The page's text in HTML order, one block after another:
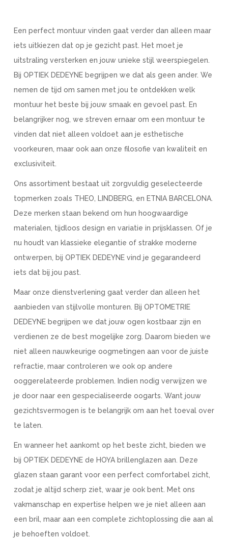
Een perfect montuur vinden gaat verder dan alleen maar
iets uitkiezen dat op je gezicht past. Het moet je
uitstraling versterken en jouw unieke stijl weerspiegelen.
Bij OPTIEK DEDEYNE begrijpen we dat als geen ander. We
nemen de tijd om samen met jou te ontdekken welk
montuur het beste bij jouw smaak en gevoel past. En
belangrijker nog, we streven ernaar om een montuur te
vinden dat niet alleen voldoet aan je esthetische
voorkeuren, maar ook aan onze filosofie van kwaliteit en
exclusiviteit.
Ons assortiment bestaat uit zorgvuldig geselecteerde
topmerken zoals THEO, LINDBERG, en ETNIA BARCELONA.
Deze merken staan bekend om hun hoogwaardige
materialen, tijdloos design en variatie in prijsklassen. Of je
nu houdt van klassieke elegantie of strakke moderne
ontwerpen, bij OPTIEK DEDEYNE vind je gegarandeerd
iets dat bij jou past.
Maar onze dienstverlening gaat verder dan alleen het
aanbieden van stijlvolle monturen. Bij OPTOMETRIE
DEDEYNE begrijpen we dat jouw ogen kostbaar zijn en
verdienen ze de best mogelijke zorg. Daarom bieden we
niet alleen nauwkeurige oogmetingen aan voor de juiste
refractie, maar controleren we ook op andere
ooggerelateerde problemen. Indien nodig verwijzen we
je door naar een gespecialiseerde oogarts. Want jouw
gezichtsvermogen is te belangrijk om aan het toeval over
te laten.
En wanneer het aankomt op het beste zicht, bieden we
bij OPTIEK DEDEYNE de HOYA brillenglazen aan. Deze
glazen staan garant voor een perfect comfortabel zicht,
zodat je altijd scherp ziet, waar je ook bent. Met ons
vakmanschap en expertise helpen we je niet alleen aan
een bril, maar aan een complete zichtoplossing die aan al
je behoeften voldoet.